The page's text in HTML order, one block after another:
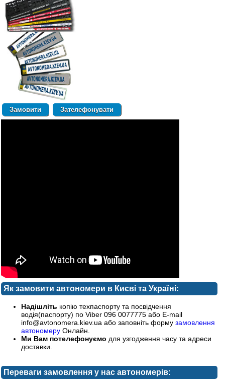
Зателефонувати
Як замовити автономери в Києві та Україні:
Надішліть копію техпаспорту та посвідчення
водія(паспорту) по Viber 096 0077775 або E-mail
info@avtonomera.kiev.ua або заповніть форму замовлення
автономеру Онлайн.
Ми Вам потелефонуємо для узгодження часу та адреси
доставки.
Переваги замовлення у нас автономерів: